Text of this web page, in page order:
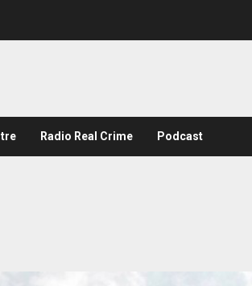
Radio Real Crime Podcast